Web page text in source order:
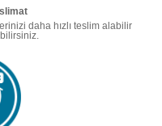
daha hızlı teslim alabilir